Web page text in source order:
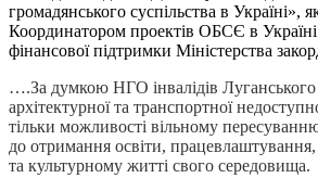
громадянського суспільства в Україні»,
Координатором проектів ОБСЄ в
фінансової підтримки Міністерства
….За думкою НГО інвалідів Луганського
архітектурної та транспортної
тільки можливості вільному
до отримання освіти, працевлаштування,
та культурному житті свого середовища.